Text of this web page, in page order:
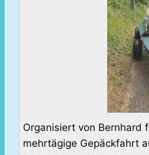
Organisiert von Bernhard
mehrtägige Gepäckfahrt